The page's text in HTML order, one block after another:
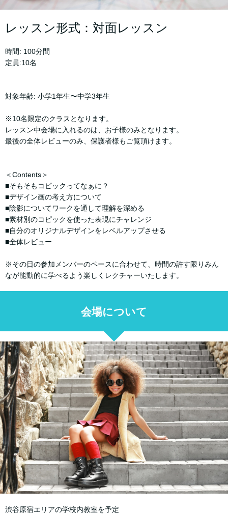
レッスン形式：対面レッスン
時間: 100分間
定員:10名
対象年齢: 小学1年生〜中学3年生
※10名限定のクラスとなります。
レッスン中会場に入れるのは、お子様のみとなります。
最後の全体レビューのみ、保護者様もご覧頂けます。
＜Contents＞
■そもそもコピックってなぁに？
■デザイン画の考え方について
■陰影についてワークを通して理解を深める
■素材別のコピックを使った表現にチャレンジ
■自分のオリジナルデザインをレベルアップさせる
■全体レビュー
※その日の参加メンバーのペースに合わせて、時間の許す限りみん
なが能動的に学べるよう楽しくレクチャーいたします。
会場について
渋谷原宿エリアの学校内教室を予定